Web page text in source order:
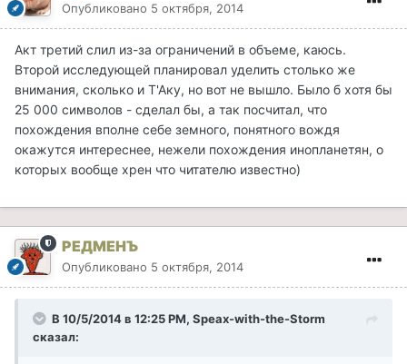
Опубликовано 5 октября, 2014
Акт третий слил из-за ограничений в объеме, каюсь.
Второй исследующей планировал уделить столько же
внимания, сколько и Т'Аку, но вот не вышло. Было б хотя бы
25 000 символов - сделал бы, а так посчитал, что
похождения вполне себе земного, понятного вождя
окажутся интереснее, нежели похождения инопланетян, о
которых вообще хрен что читателю известно)
РЕДМЕНЪ
Опубликовано 5 октября, 2014
В 10/5/2014 в 12:25 PM, Speax-with-the-Storm
сказал: